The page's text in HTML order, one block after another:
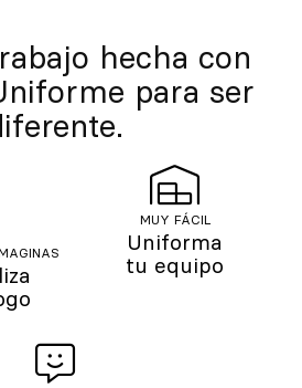
hecha con
para ser
MUY FÁCIL
Uniforma
tu equipo